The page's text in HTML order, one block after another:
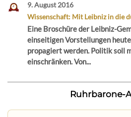
9. August 2016
Wissenschaft: Mit Leibniz in die
Eine Broschüre der Leibniz-
einseitigen Vorstellungen
propagiert werden. Politik soll
einschränken. Von...
Ruhrbarone-